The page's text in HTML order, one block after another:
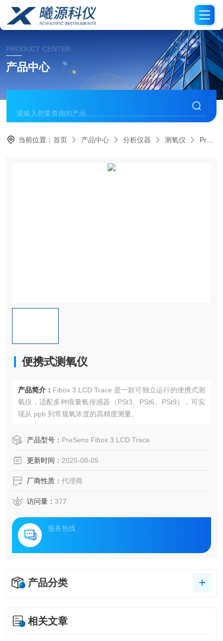
PRODUCT CENTER
产品中心
当前位置：首页 产品中心 分析仪器 测氧仪 PreSens Fibox 3 LCD Trace便携式测氧仪
便携式测氧仪
产品简介： Fibox 3 LCD Trace 是一款可独立运行的便携式测
氧仪，适配多种痕量氧传感器（PSt3、PSt6、PSt9），可实
现从 ppb 到常规氧浓度的高精度测量。
产品型号： PreSens Fibox 3 LCD Trace
更新时间： 2025-08-05
厂商性质： 代理商
访问量： 377
服务热线
产品分类
相关文章